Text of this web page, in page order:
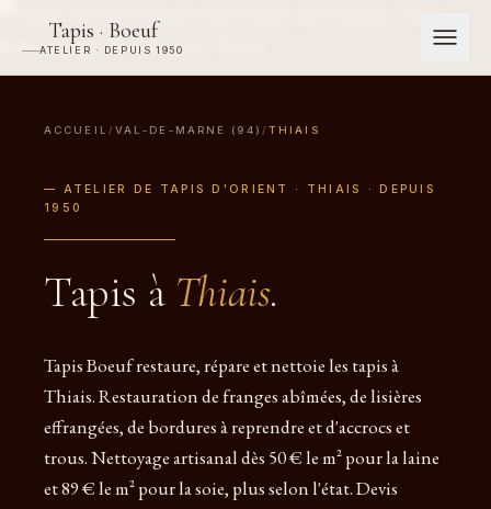
Tapis · Boeuf
ATELIER · DEPUIS 1950
ACCUEIL / VAL-DE-MARNE (94) / THIAIS
— ATELIER DE TAPIS D'ORIENT · THIAIS · DEPUIS
1950
Tapis à Thiais.
Tapis Boeuf restaure, répare et nettoie les tapis à
Thiais. Restauration de franges abîmées, de lisières
effrangées, de bordures à reprendre et d'accrocs et
trous. Nettoyage artisanal dès 50 € le m² pour la laine
et 89 € le m² pour la soie, plus selon l'état. Devis